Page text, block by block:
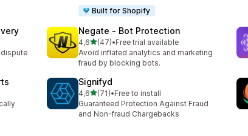
Built for Shopify
Negate ‑ Bot Protection
4,6stelle su 5
(47)
47 recensioni totali
•Free trial available
Avoid inflated analytics and marketing
fraud by blocking bots.
Signifyd
4,6stelle su 5
(71)
71 recensioni totali
•Free to install
Guaranteed Protection Against Fraud
and Non-fraud Chargebacks